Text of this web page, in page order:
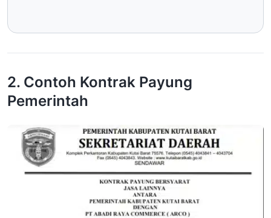
2. Contoh Kontrak Payung
Pemerintah